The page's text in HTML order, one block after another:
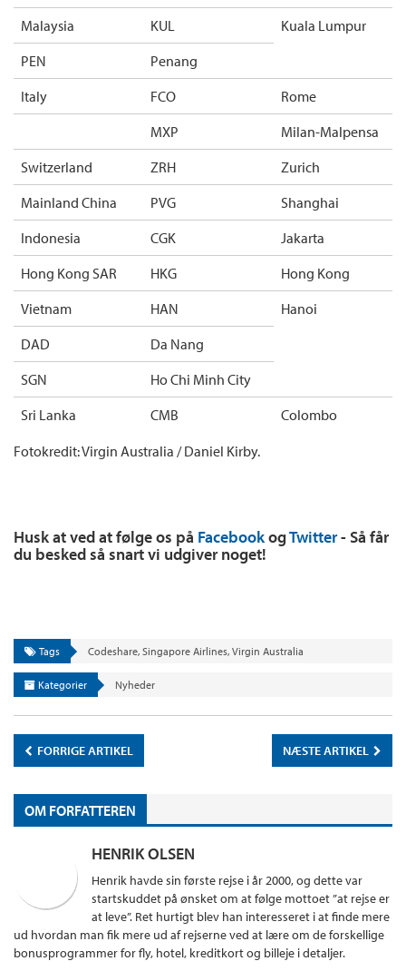
Malaysia KUL
Kuala Lumpur
PEN
Penang
Italy
FCO
Rome
MXP
Milan-Malpensa
Switzerland
ZRH
Zurich
Mainland China
PVG
Shanghai
Indonesia
CGK
Jakarta
Hong Kong SAR
HKG
Hong Kong
Vietnam
HAN
Hanoi
DAD
Da Nang
SGN
Ho Chi Minh City
Sri Lanka
CMB
Colombo
Fotokredit: Virgin Australia / Daniel Kirby.
Husk at ved at følge os på FacebookogTwitter- Så får
du besked så snart vi udgiver noget!
Tags Codeshare, Singapore Airlines, Virgin Australia
Kategorier Nyheder
FORRIGE ARTIKEL NÆSTE ARTIKEL
OM FORFATTEREN
HENRIK OLSEN
Henrik havde sin første rejse i år 2000, og dette var
startskuddet på ønsket om at følge mottoet ”at rejse er
at leve”. Ret hurtigt blev han interesseret i at finde mere
ud hvordan man fik mere ud af rejserne ved at lære om de forskellige
bonusprogrammer for fly, hotel, kreditkort og billeje i detaljer.